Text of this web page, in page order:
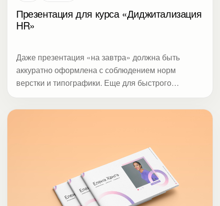
Презентация для курса «Диджитализация
HR»
Даже презентация «на завтра» должна быть
аккуратно оформлена с соблюдением норм
верстки и типографики. Еще для быстрого
расставляем акценты.